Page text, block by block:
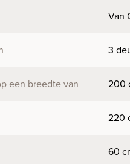
Van
3
een breedte van 200
220
60